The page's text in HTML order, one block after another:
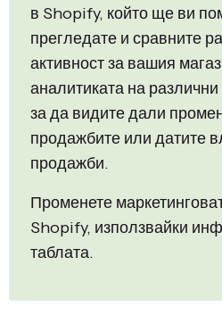
в Shopify, който ще ви
прегледате и сравните
активност за вашия
аналитиката на
за да видите дали
продажбите или датите
продажби.
Променете
Shopify, използвайки
таблата.